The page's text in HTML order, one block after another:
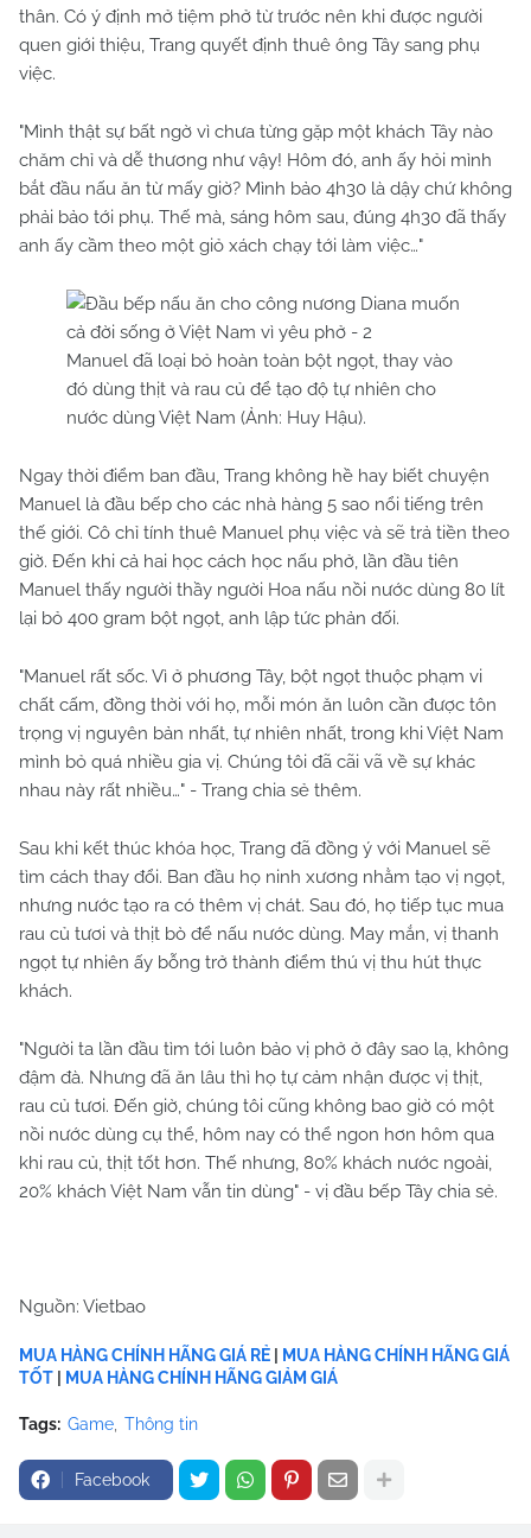
thân. Có ý định mở tiệm phở từ trước nên khi được người
quen giới thiệu, Trang quyết định thuê ông Tây sang phụ
việc.
"Mình thật sự bất ngờ vì chưa từng gặp một khách Tây nào
chăm chỉ và dễ thương như vậy! Hôm đó, anh ấy hỏi mình
bắt đầu nấu ăn từ mấy giờ? Mình bảo 4h30 là dậy chứ không
phải bảo tới phụ. Thế mà, sáng hôm sau, đúng 4h30 đã thấy
anh ấy cầm theo một giỏ xách chạy tới làm việc…"
Manuel đã loại bỏ hoàn toàn bột ngọt, thay vào
đó dùng thịt và rau củ để tạo độ tự nhiên cho
nước dùng Việt Nam (Ảnh: Huy Hậu).
Ngay thời điểm ban đầu, Trang không hề hay biết chuyện
Manuel là đầu bếp cho các nhà hàng 5 sao nổi tiếng trên
thế giới. Cô chỉ tính thuê Manuel phụ việc và sẽ trả tiền theo
giờ. Đến khi cả hai học cách học nấu phở, lần đầu tiên
Manuel thấy người thầy người Hoa nấu nồi nước dùng 80 lít
lại bỏ 400 gram bột ngọt, anh lập tức phản đối.
"Manuel rất sốc. Vì ở phương Tây, bột ngọt thuộc phạm vi
chất cấm, đồng thời với họ, mỗi món ăn luôn cần được tôn
trọng vị nguyên bản nhất, tự nhiên nhất, trong khi Việt Nam
mình bỏ quá nhiều gia vị. Chúng tôi đã cãi vã về sự khác
nhau này rất nhiều…" - Trang chia sẻ thêm.
Sau khi kết thúc khóa học, Trang đã đồng ý với Manuel sẽ
tìm cách thay đổi. Ban đầu họ ninh xương nhằm tạo vị ngọt,
nhưng nước tạo ra có thêm vị chát. Sau đó, họ tiếp tục mua
rau củ tươi và thịt bò để nấu nước dùng. May mắn, vị thanh
ngọt tự nhiên ấy bỗng trở thành điểm thú vị thu hút thực
khách.
"Người ta lần đầu tìm tới luôn bảo vị phở ở đây sao lạ, không
đậm đà. Nhưng đã ăn lâu thì họ tự cảm nhận được vị thịt,
rau củ tươi. Đến giờ, chúng tôi cũng không bao giờ có một
nồi nước dùng cụ thể, hôm nay có thể ngon hơn hôm qua
khi rau củ, thịt tốt hơn. Thế nhưng, 80% khách nước ngoài,
20% khách Việt Nam vẫn tin dùng" - vị đầu bếp Tây chia sẻ.
Nguồn: Vietbao
MUA HÀNG CHÍNH HÃNG GIÁ RẺ
MUA HÀNG CHÍNH HÃNG GIÁ
TỐT
MUA HÀNG CHÍNH HÃNG GIẢM GIÁ
Tags: Game Thông tin
Facebook